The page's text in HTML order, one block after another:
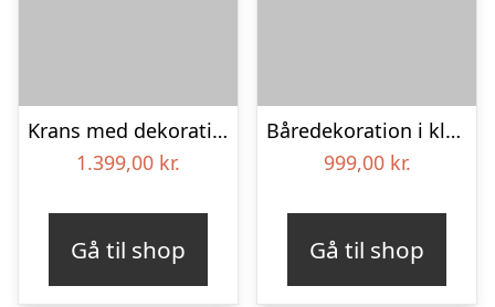
Krans med dekoration i klassisk stil og bånd creme
1.399,00 kr.
Gå til shop
Båredekoration i klassisk stil – rød og hvid
999,00 kr.
Gå til shop